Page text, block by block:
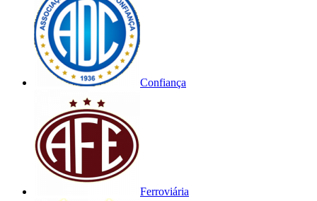
Confiança
Ferroviária